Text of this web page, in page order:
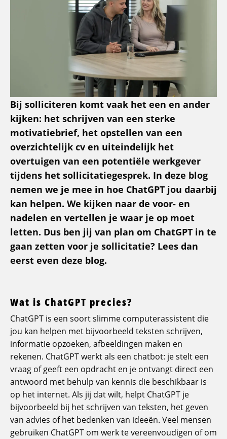
Bij solliciteren komt vaak het een en ander
kijken: het schrijven van een sterke
motivatiebrief, het opstellen van een
overzichtelijk cv en uiteindelijk het
overtuigen van een potentiële werkgever
tijdens het sollicitatiegesprek. In deze blog
nemen we je mee in hoe ChatGPT jou daarbij
kan helpen. We kijken naar de voor- en
nadelen en vertellen je waar je op moet
letten. Dus ben jij van plan om ChatGPT in te
gaan zetten voor je sollicitatie? Lees dan
eerst even deze blog.
Wat is ChatGPT precies?
ChatGPT is een soort slimme computerassistent die
jou kan helpen met bijvoorbeeld teksten schrijven,
informatie opzoeken, afbeeldingen maken en
rekenen. ChatGPT werkt als een chatbot: je stelt een
vraag of geeft een opdracht en je ontvangt direct een
antwoord met behulp van kennis die beschikbaar is
op het internet. Als jij dat wilt, helpt ChatGPT je
bijvoorbeeld bij het schrijven van teksten, het geven
van advies of het bedenken van ideeën. Veel mensen
gebruiken ChatGPT om werk te vereenvoudigen of om